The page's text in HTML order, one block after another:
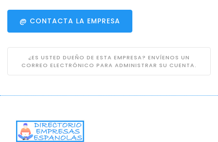
@ CONTACTA LA EMPRESA
¿ES USTED DUEÑO DE ESTA EMPRESA? ENVÍENOS UN
CORREO ELECTRÓNICO PARA ADMINISTRAR SU CUENTA.